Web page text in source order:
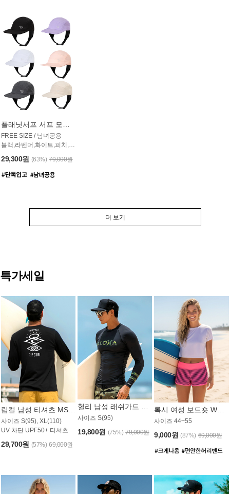
플래닛서프 서프 모자 UAC007PS
FREE SIZE / 남녀공용
블랙,라벤더,화이트,피치,그레이,오트밀 6컬러
29,300원 (63%) 79,000원
더 보기
특가세일
사이즈 S(95), XL(110)
UV 차단 UPF50+ 티셔츠
29,700원 (57%) 69,000원
사이즈 S(95)
19,800원 (75%) 79,000원
사이즈 44~55
9,000원 (87%) 69,000원